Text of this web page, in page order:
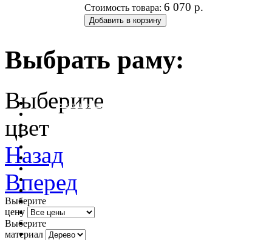
Стоимость товара: 6 070 р.
Выбрать раму:
очистить фильтр цвета
Выберите
цвет
Назад
Вперед
Выберите
цену
Выберите
материал